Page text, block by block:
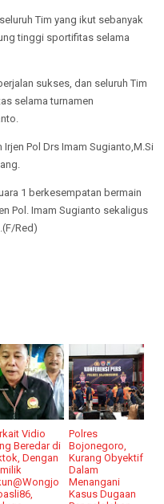
Tim yang ikut sebanyak
tinggi sportifitas selama
sukses, dan seluruh Tim
selama turnamen
Pol Drs Imam Sugianto,M.Si
1 berkesempatan bermain
Pol. Imam Sugianto sekaligus
Red)
Vidio
Beredar di
Dengan
Polres
Bojonegoro,
Kurang Obyektif
Dalam
Menangani
Kasus Dugaan